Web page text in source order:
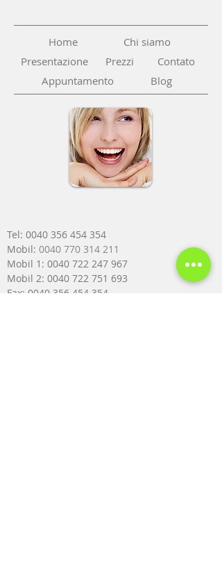
Home
Chi siamo
Presentazione
Prezzi
Contato
Appuntamento
Blog
Tel: 0040 356 454 354
Mobil: 0040 770 314 211
Mobil 1: 0040 722 247 967
Mobil 2: 0040 722 751 693
Fax: 0040 356 454 354